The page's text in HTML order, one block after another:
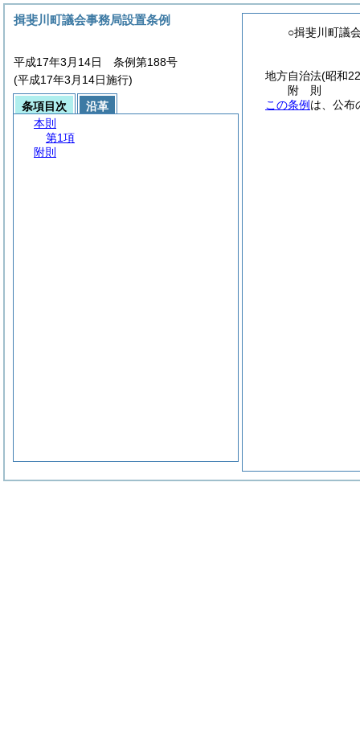
○揖斐川町議
地方自治法(昭和
附 則
この条例 は、公布
揖斐川町議会事務局設置条例
平成17年3月14日 条例第188号
(平成17年3月14日施行)
条項目次
沿革
本則
第1項
附則